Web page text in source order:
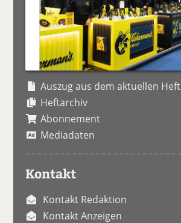
Auszug aus dem aktuellen Heft
Heftarchiv
Abonnement
Mediadaten
Kontakt
Kontakt Redaktion
Kontakt Anzeigen